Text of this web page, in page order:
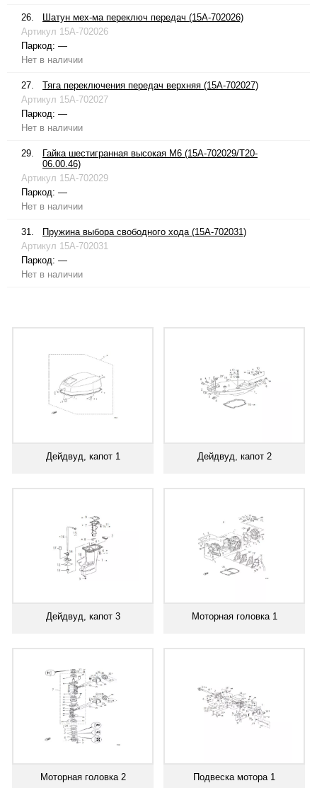
26.
Шатун мех-ма переключ передач (15A-702026)
Артикул 15A-702026
Паркод: —
Нет в наличии
27.
Тяга переключения передач верхняя (15A-702027)
Артикул 15A-702027
Паркод: —
Нет в наличии
29.
Гайка шестигранная высокая М6 (15A-702029/T20-
06.00.46)
Артикул 15A-702029
Паркод: —
Нет в наличии
31.
Пружина выбора свободного хода (15A-702031)
Артикул 15A-702031
Паркод: —
Нет в наличии
Дейдвуд, капот 1 Дейдвуд, капот 2
Дейдвуд, капот 3 Моторная головка 1
Моторная головка 2 Подвеска мотора 1